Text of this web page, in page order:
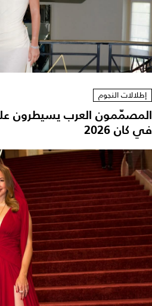
إطلالات النجوم
المصمّمون العرب يسيطرون
في كان 2026